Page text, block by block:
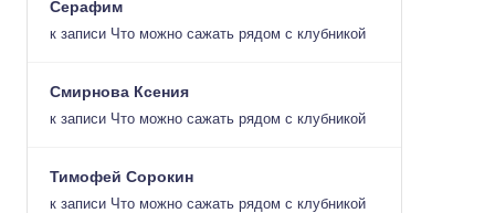
Серафим
к записи Что можно сажать рядом с клубникой
Смирнова Ксения
к записи Что можно сажать рядом с клубникой
Тимофей Сорокин
к записи Что можно сажать рядом с клубникой